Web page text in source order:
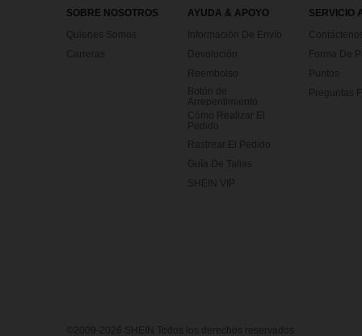
SOBRE NOSOTROS
Quienes Somos
Carreras
AYUDA & APOYO
Información De Envío
Devolución
Reembolso
Botón de
Arrepentimiento
Cómo Realizar El
Pedido
Rastrear El Pedido
Guía De Tallas
SHEIN VIP
SERVICIO
Contáctenos
Forma De
Puntos
Preguntas
©2009-2026 SHEIN Todos los derechos reservados